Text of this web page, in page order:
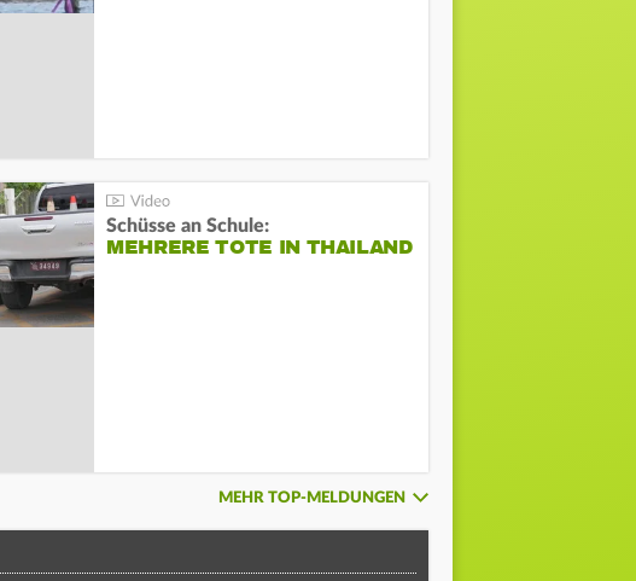
Schüsse an Schule:
MEHRERE TOTE IN THAILAND
MEHR TOP-MELDUNGEN